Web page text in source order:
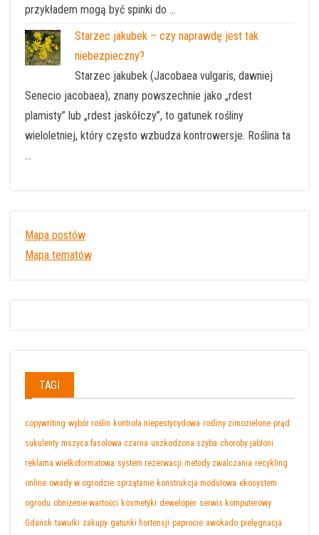
przykładem mogą być spinki do …
Starzec jakubek – czy naprawdę jest tak
niebezpieczny?
Starzec jakubek (Jacobaea vulgaris, dawniej
Senecio jacobaea), znany powszechnie jako „rdest
plamisty” lub „rdest jaskółczy”, to gatunek rośliny
wieloletniej, który często wzbudza kontrowersje. Roślina ta
…
Mapa postów
Mapa tematów
TAGI
copywriting wybór roślin kontrola niepestycydowa rośliny zimozielone prąd
sukulenty mszyca fasolowa czarna uszkodzona szyba choroby jabłoni
reklama wielkoformatowa system rezerwacji metody zwalczania recykling
online owady w ogrodzie sprzątanie konstrukcja modułowa ekosystem
ogrodu obniżenie wartości kosmetyki deweloper serwis komputerowy
Gdańsk tawułki zakupy gatunki hortensji paprocie awokado pielęgnacja